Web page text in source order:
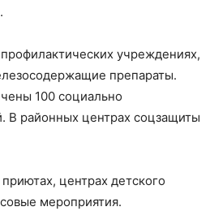
учреждениях,
препараты.
100 социально
районных центрах соцзащиты
центрах детского
мероприятия.